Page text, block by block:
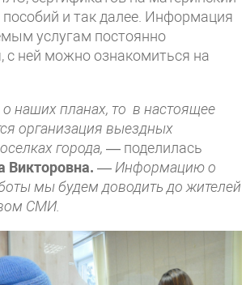
пособий и так далее. Информация
услугам постоянно
с ней можно ознакомиться на
наших планах, то в настоящее
организация выездных
города, — поделилась
Викторовна. — Информацию о
мы будем доводить до жителей
СМИ.